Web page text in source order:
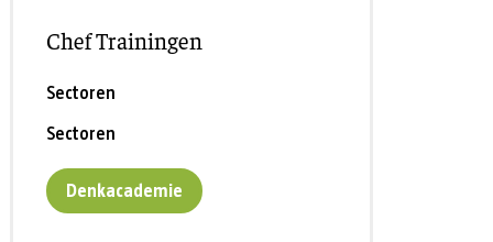
Chef Trainingen
Sectoren
Sectoren
Denkacademie